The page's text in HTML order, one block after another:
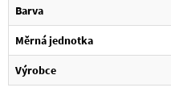
Barva
Měrná jednotka
Výrobce